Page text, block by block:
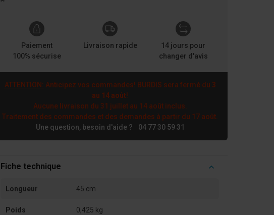
Paiement
100% sécurise
Livraison rapide
14 jours pour
changer d'avis
ATTENTION: Anticipez vos commandes! BURDIS sera fermé du 3
au 14 août!
Aucune livraison du 31 juillet au 14 août inclus.
Traitement des commandes et des demandes à partir du 17 août.
Une question, besoin d'aide ?
04 77 30 59 31
Fiche technique
Longueur 45 cm
Poids 0,425 kg